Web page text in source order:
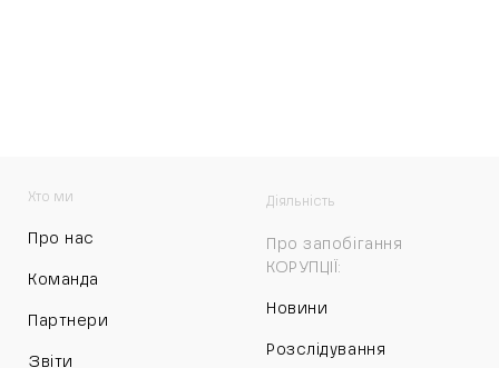
Хто ми
Про нас
Команда
Партнери
Звіти
Діяльність
Про запобігання
КОРУПЦІЇ:
Новини
Розслідування